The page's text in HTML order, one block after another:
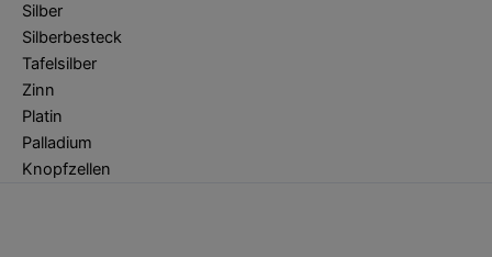
Silber
Silberbesteck
Tafelsilber
Zinn
Platin
Palladium
Knopfzellen